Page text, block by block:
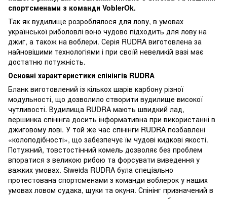
спортсменами з команди VoblerOk.
Так як вудилище розроблялося для лову, в умовах
української риболовлі воно чудово підходить для лову на
джиг, а також на воблери. Серія RUDRA виготовлена ​​за
найновішими технологіями і при своїй невеликій вазі має
достатню потужність.
Основні характеристики спінінгів RUDRA
Бланк виготовлений із кількох шарів карбону різної
модульності, що дозволило створити вудилище високої
чутливості. Вудилища RUDRA мають швидкий лад,
вершинка спінінга досить інформативна при використанні в
джиговому лові. У той же час спінінги RUDRA позбавлені
«колоподібності», що забезпечує їм чудові кидкові якості.
Потужний, товстостінний комель дозволяє без проблем
впоратися з великою рибою та форсувати виведення у
важких умовах. Siweida RUDRA була спеціально
протестована спортсменами з команди воблерок у наших
умовах ловом судака, щуки та окуня. Спінінг призначений в